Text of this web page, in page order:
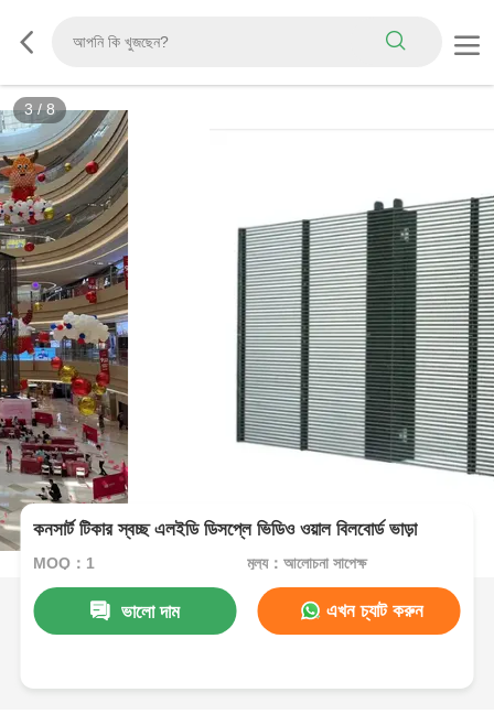
3/8
কনসার্ট টিকার স্বচ্ছ এলইডি ডিসপ্লে ভিডিও ওয়াল বিলবোর্ড ভাড়া
MOQ：1 মূল্য：আলোচনা সাপেক্ষ
ভালো দাম এখন চ্যাট করুন